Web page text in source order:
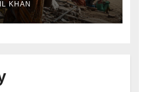
KHAN